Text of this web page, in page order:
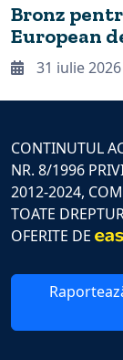
Bronz
European
desfășurat
Grădiștei
31 iulie 2026
CONTINUTUL
NR. 8/1996
2012-2024,
TOATE
OFERITE DE